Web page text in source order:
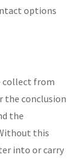
options
collect from
the conclusion
the
this
into or carry